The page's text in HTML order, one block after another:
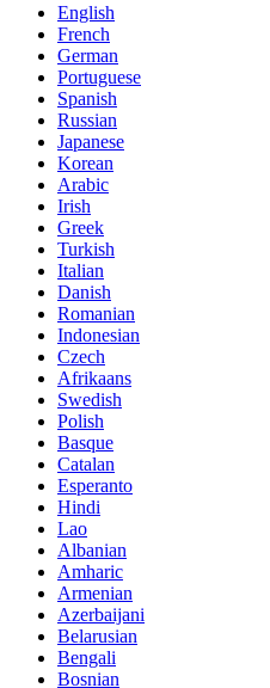
English
French
German
Portuguese
Spanish
Russian
Japanese
Korean
Arabic
Irish
Greek
Turkish
Italian
Danish
Romanian
Indonesian
Czech
Afrikaans
Swedish
Polish
Basque
Catalan
Esperanto
Hindi
Lao
Albanian
Amharic
Armenian
Azerbaijani
Belarusian
Bengali
Bosnian